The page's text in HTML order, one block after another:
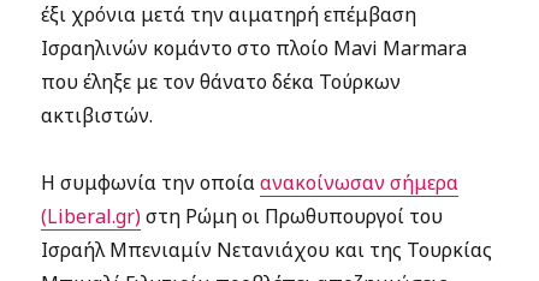
έξι χρόνια μετά την αιματηρή επέμβαση
Ισραηλινών κομάντο στο πλοίο Mavi Marmara
που έληξε με τον θάνατο δέκα Τούρκων
ακτιβιστών.
Η συμφωνία την οποίαανακοίνωσαν σήμερα
(Liberal.gr)στη Ρώμη οι Πρωθυπουργοί του
Ισραήλ Μπενιαμίν Νετανιάχου και της Τουρκίας